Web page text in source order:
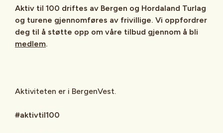
Aktiv til 100 driftes av Bergen og Hordaland Turlag
og turene gjennomføres av frivillige. Vi oppfordrer
deg til å støtte opp om våre tilbud gjennom å bli
medlem.
Aktiviteten er i BergenVest.
#aktivtil100